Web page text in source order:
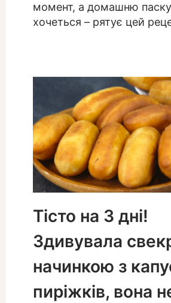
момент, а домашню
хочеться – рятує цей
Тісто на 3 дні!
Здивувала
начинкою з
пиріжків, вона